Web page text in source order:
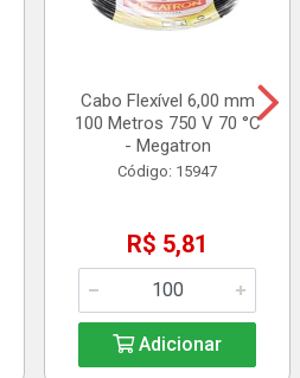
Cabo Flexível 6,00 mm
100 Metros 750 V 70 °C
- Megatron
Código: 15947
R$ 5,81
Adicionar